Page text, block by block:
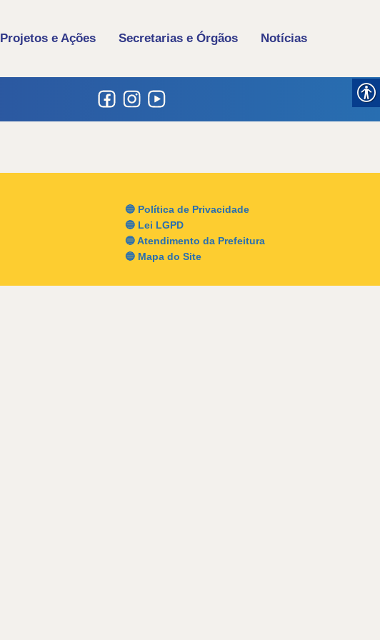
Projetos e Ações Secretarias e Órgãos Notícias
🔵 Política de Privacidade
🔵 Lei LGPD
🔵 Atendimento da Prefeitura
🔵 Mapa do Site